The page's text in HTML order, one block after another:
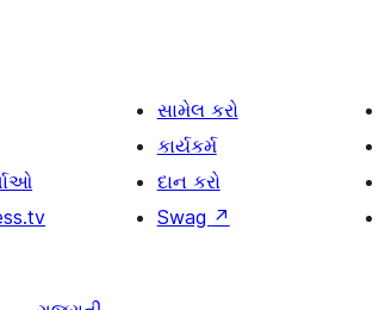
સામેલ કરો
કાર્યકર્મ
દાન કરો
Swag ↗